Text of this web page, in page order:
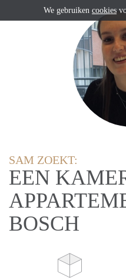
SAM ZOEKT:
EEN
BOSCH
We gebruiken cookies